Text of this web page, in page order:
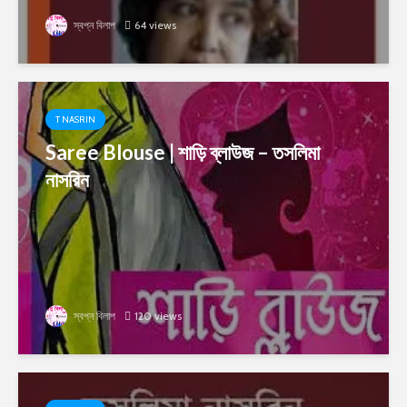
স্বপ্ন বিলাপ 64 views
T NASRIN
Saree Blouse | শাড়ি ব্লাউজ – তসলিমা
নাসরিন
স্বপ্ন বিলাপ 120 views